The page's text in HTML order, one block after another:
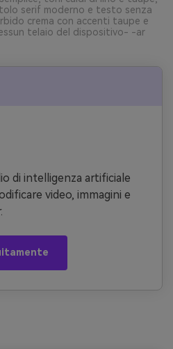
serif moderno e testo senza
crema con accenti taupe e
telaio del dispositivo- -ar
di intelligenza artificiale
video, immagini e